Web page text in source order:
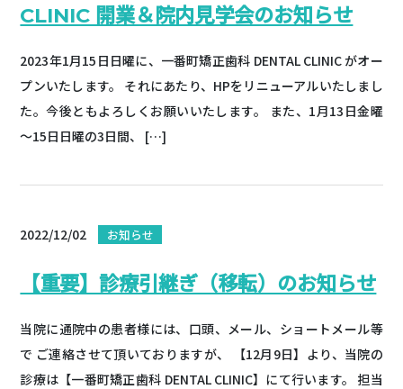
CLINIC 開業＆院内見学会のお知らせ
2023年1月15日日曜に、一番町矯正歯科 DENTAL CLINIC がオー
プンいたします。 それにあたり、HPをリニューアルいたしまし
た。今後ともよろしくお願いいたします。 また、1月13日金曜
～15日日曜の3日間、 […]
2022/12/02 お知らせ
【重要】診療引継ぎ（移転）のお知らせ
当院に通院中の患者様には、口頭、メール、ショートメール等
で ご連絡させて頂いておりますが、 【12月9日】より、当院の
診療は【一番町矯正歯科 DENTAL CLINIC】にて行います。 担当